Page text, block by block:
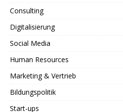
Consulting
Digitalisierung
Social Media
Human Resources
Marketing & Vertrieb
Bildungspolitik
Start-ups